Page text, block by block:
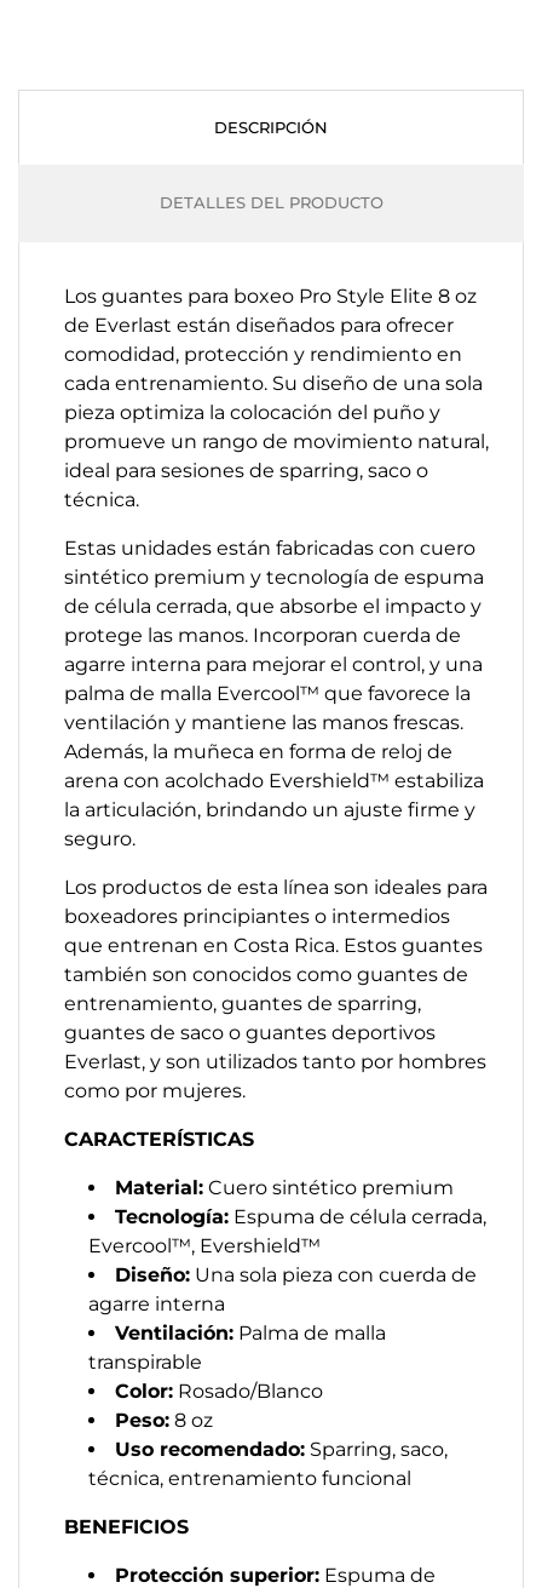
DESCRIPCIÓN
DETALLES DEL PRODUCTO
Los guantes para boxeo Pro Style Elite 8 oz
de Everlast están diseñados para ofrecer
comodidad, protección y rendimiento en
cada entrenamiento. Su diseño de una sola
pieza optimiza la colocación del puño y
promueve un rango de movimiento natural,
ideal para sesiones de sparring, saco o
técnica.
Estas unidades están fabricadas con cuero
sintético premium y tecnología de espuma
de célula cerrada, que absorbe el impacto y
protege las manos. Incorporan cuerda de
agarre interna para mejorar el control, y una
palma de malla Evercool™ que favorece la
ventilación y mantiene las manos frescas.
Además, la muñeca en forma de reloj de
arena con acolchado Evershield™ estabiliza
la articulación, brindando un ajuste firme y
seguro.
Los productos de esta línea son ideales para
boxeadores principiantes o intermedios
que entrenan en Costa Rica. Estos guantes
también son conocidos como guantes de
entrenamiento, guantes de sparring,
guantes de saco o guantes deportivos
Everlast, y son utilizados tanto por hombres
como por mujeres.
CARACTERÍSTICAS
Material: Cuero sintético premium
Tecnología: Espuma de célula cerrada,
Evercool™, Evershield™
Diseño: Una sola pieza con cuerda de
agarre interna
Ventilación: Palma de malla
transpirable
Color: Rosado/Blanco
Peso: 8 oz
Uso recomendado: Sparring, saco,
técnica, entrenamiento funcional
BENEFICIOS
Protección superior: Espuma de